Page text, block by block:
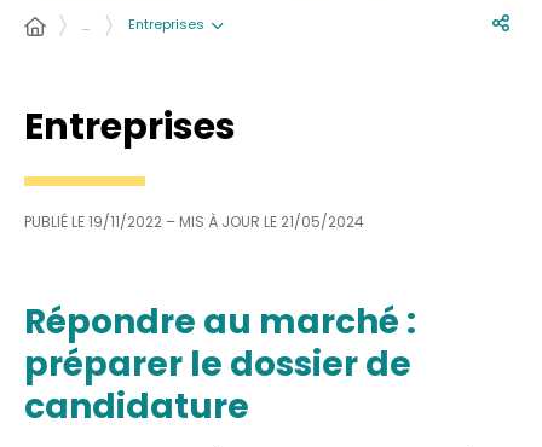
Entreprises
PUBLIÉ LE19/11/2022 – MIS À JOUR LE 21/05/2024
… Entreprises
Répondre au marché :
préparer le dossier de
candidature